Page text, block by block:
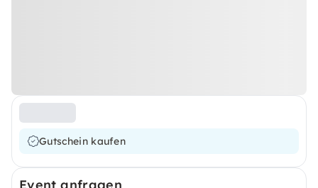
Gutschein kaufen